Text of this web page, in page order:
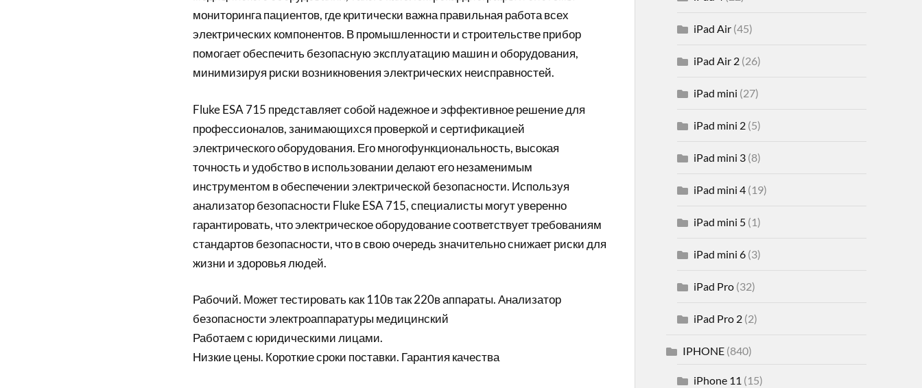
мониторинга пациентов, где критически важна правильная работа всех
электрических компонентов. В промышленности и строительстве прибор
помогает обеспечить безопасную эксплуатацию машин и оборудования,
минимизируя риски возникновения электрических неисправностей.
Fluke ESA 715 представляет собой надежное и эффективное решение для
профессионалов, занимающихся проверкой и сертификацией
электрического оборудования. Его многофункциональность, высокая
точность и удобство в использовании делают его незаменимым
инструментом в обеспечении электрической безопасности. Используя
анализатор безопасности Fluke ESA 715, специалисты могут уверенно
гарантировать, что электрическое оборудование соответствует требованиям
стандартов безопасности, что в свою очередь значительно снижает риски для
жизни и здоровья людей.
Рабочий. Может тестировать как 110в так 220в аппараты. Анализатор
безопасности электроаппаратуры медицинский
Работаем с юридическими лицами.
Низкие цены. Короткие сроки поставки. Гарантия качества
iPad Air(45)
iPad Air 2(26)
iPad mini (27)
iPad mini 2(5)
iPad mini 3(8)
iPad mini 4(19)
iPad mini 5(1)
iPad mini 6(3)
iPad Pro(32)
iPad Pro 2(2)
IPHONE(840)
iPhone 11 (15)